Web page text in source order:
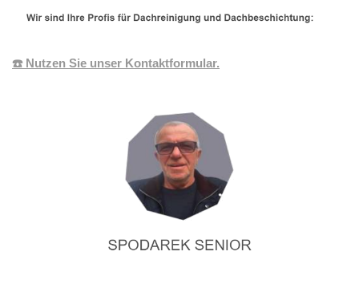
☎️ Nutzen Sie unser Kontaktformular.